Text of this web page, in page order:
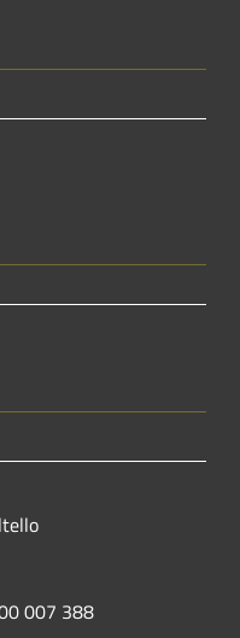
007 388